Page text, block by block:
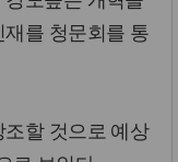
를 청문회를 통
할 것으로 예상